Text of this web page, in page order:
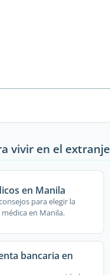
vivir en el
en Manila
para elegir la
en Manila.
bancaria en